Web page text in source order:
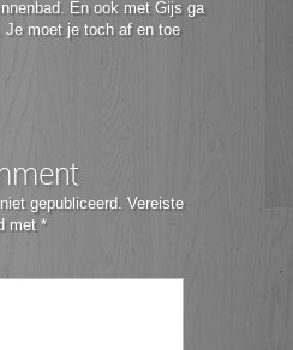
En ook met Gijs ga
Je moet je toch af en toe
gepubliceerd. Vereiste
met *